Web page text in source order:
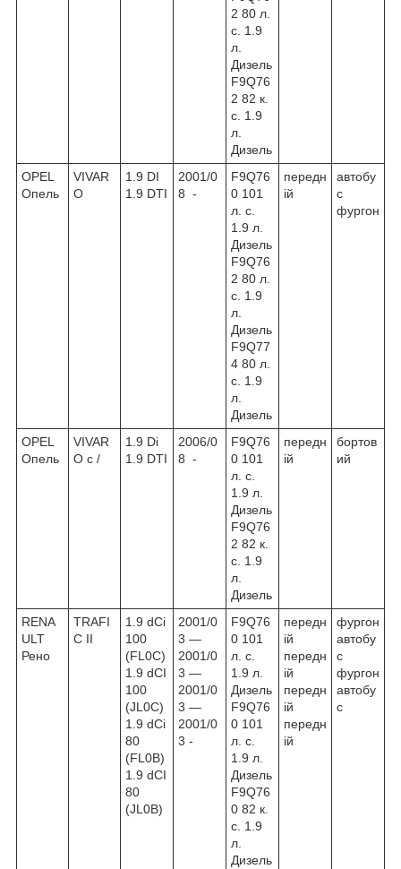
2 80 л.
с. 1.9
л.
Дизель
F9Q76
2 82 к.
с. 1.9
л.
Дизель
OPEL
Опель
VIVAR
O
1.9 DI
1.9 DTI
2001/0
8 -
F9Q76
0 101
л. с.
1.9 л.
Дизель
F9Q76
2 80 л.
с. 1.9
л.
Дизель
F9Q77
4 80 л.
с. 1.9
л.
Дизель
передн
ій
автобу
с
фургон
OPEL
Опель
VIVAR
O c /
1.9 Di
1.9 DTI
2006/0
8 -
F9Q76
0 101
л. с.
1.9 л.
Дизель
F9Q76
2 82 к.
с. 1.9
л.
Дизель
передн
ій
бортов
ий
RENA
ULT
Рено
TRAFI
C II
1.9 dCi
100
(FL0C)
1.9 dCI
100
(JL0C)
1.9 dCi
80
(FL0B)
1.9 dCI
80
(JL0B)
2001/0
3 ―
2001/0
3 ―
2001/0
3 ―
2001/0
3 -
F9Q76
0 101
л. с.
1.9 л.
Дизель
F9Q76
0 101
л. с.
1.9 л.
Дизель
F9Q76
0 82 к.
с. 1.9
л.
Дизель
передн
ій
передн
ій
передн
ій
передн
ій
фургон
автобу
с
фургон
автобу
с